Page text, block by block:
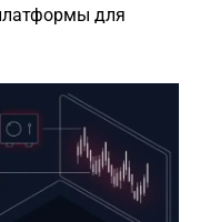
для